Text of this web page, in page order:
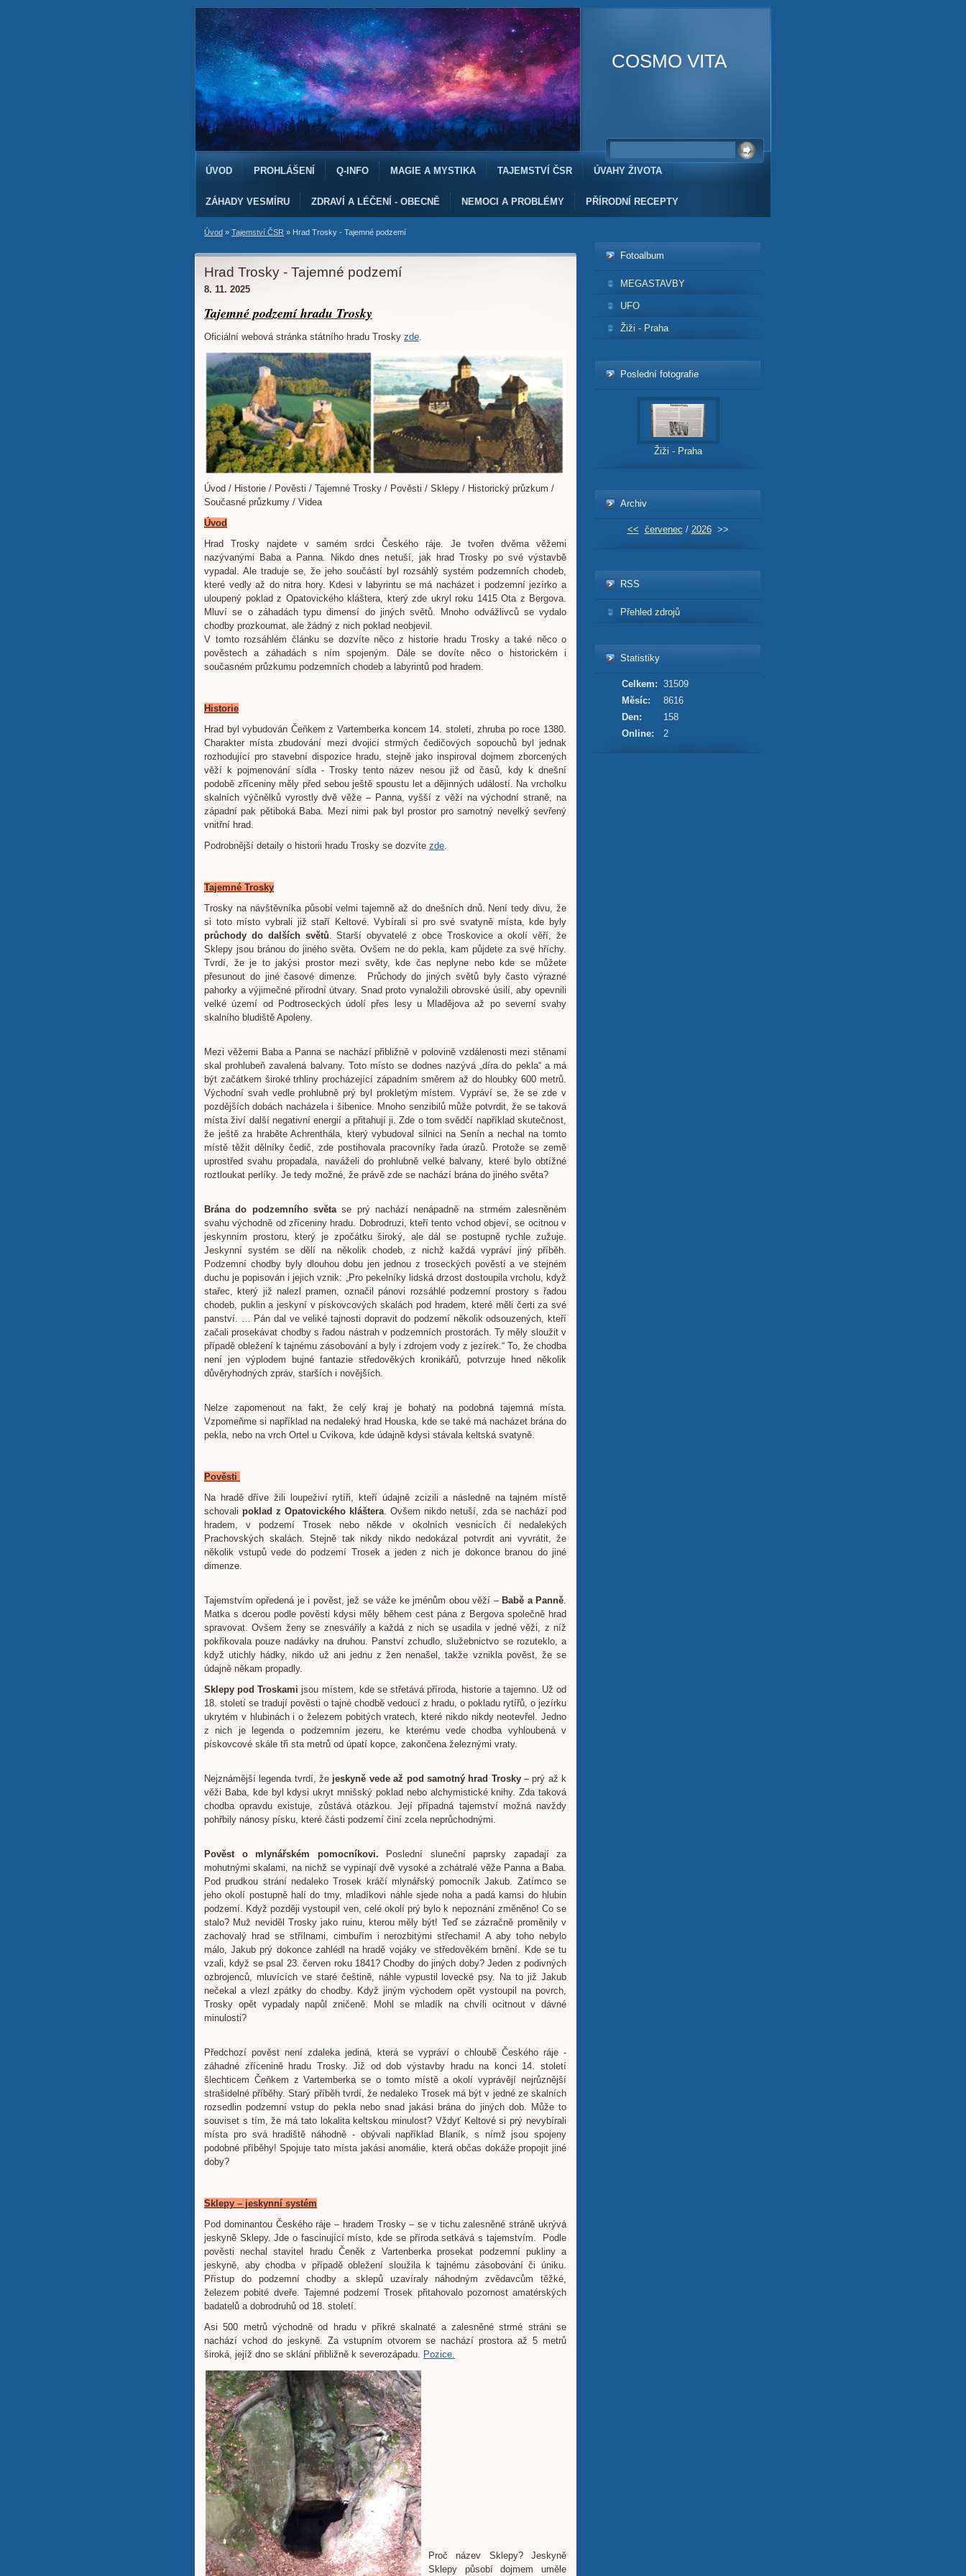
COSMO VITA
ÚVOD PROHLÁŠENÍ Q-INFO MAGIE A MYSTIKA TAJEMSTVÍ ČSR ÚVAHY ŽIVOTA
ZÁHADY VESMÍRU ZDRAVÍ A LÉČENÍ - OBECNĚ NEMOCI A PROBLÉMY PŘÍRODNÍ RECEPTY
Úvod » Tajemství ČSR » Hrad Trosky - Tajemné podzemí
Hrad Trosky - Tajemné podzemí
8. 11. 2025
Tajemné podzemí hradu Trosky
Oficiální webová stránka státního hradu Trosky zde.
Úvod / Historie / Pověsti / Tajemné Trosky / Pověsti / Sklepy / Historický průzkum /
Současné průzkumy / Videa
Úvod
Hrad Trosky najdete v samém srdci Českého ráje. Je tvořen dvěma věžemi
nazývanými Baba a Panna. Nikdo dnes netuší, jak hrad Trosky po své výstavbě
vypadal. Ale traduje se, že jeho součástí byl rozsáhlý systém podzemních chodeb,
které vedly až do nitra hory. Kdesi v labyrintu se má nacházet i podzemní jezírko a
uloupený poklad z Opatovického kláštera, který zde ukryl roku 1415 Ota z Bergova.
Mluví se o záhadách typu dimensí do jiných světů. Mnoho odvážlivců se vydalo
chodby prozkoumat, ale žádný z nich poklad neobjevil.
V tomto rozsáhlém článku se dozvíte něco z historie hradu Trosky a také něco o
pověstech a záhadách s ním spojeným. Dále se dovíte něco o historickém i
současném průzkumu podzemních chodeb a labyrintů pod hradem.
Historie
Hrad byl vybudován Čeňkem z Vartemberka koncem 14. století, zhruba po roce 1380.
Charakter místa zbudování mezi dvojicí strmých čedičových sopouchů byl jednak
rozhodující pro stavební dispozice hradu, stejně jako inspiroval dojmem zborcených
věží k pojmenování sídla - Trosky tento název nesou již od časů, kdy k dnešní
podobě zříceniny měly před sebou ještě spoustu let a dějinných událostí. Na vrcholku
skalních výčnělků vyrostly dvě věže – Panna, vyšší z věží na východní straně, na
západní pak pětiboká Baba. Mezi nimi pak byl prostor pro samotný nevelký sevřený
vnitřní hrad.
Podrobnější detaily o historii hradu Trosky se dozvíte zde
Tajemné Trosky
Trosky na návštěvníka působí velmi tajemně až do dnešních dnů. Není tedy divu, že
si toto místo vybrali již staří Keltové. Vybírali si pro své svatyně místa, kde byly
průchody do dalších světů . Starší obyvatelé z obce Troskovice a okolí věří, že
Sklepy jsou bránou do jiného světa. Ovšem ne do pekla, kam půjdete za své hříchy.
Tvrdí, že je to jakýsi prostor mezi světy, kde čas neplyne nebo kde se můžete
přesunout do jiné časové dimenze. Průchody do jiných světů byly často výrazné
pahorky a výjimečné přírodní útvary. Snad proto vynaložili obrovské úsilí, aby opevnili
velké území od Podtroseckých údolí přes lesy u Mladějova až po severní svahy
skalního bludiště Apoleny.
Mezi věžemi Baba a Panna se nachází přibližně v polovině vzdálenosti mezi stěnami
skal prohlubeň zavalená balvany. Toto místo se dodnes nazývá „díra do pekla“ a má
být začátkem široké trhliny procházející západním směrem až do hloubky 600 metrů.
Východní svah vedle prohlubně prý byl prokletým místem. Vypráví se, že se zde v
pozdějších dobách nacházela i šibenice. Mnoho senzibilů může potvrdit, že se taková
místa živí další negativní energií a přitahují ji. Zde o tom svědčí například skutečnost,
že ještě za hraběte Achrenthála, který vybudoval silnici na Senín a nechal na tomto
místě těžit dělníky čedič, zde postihovala pracovníky řada úrazů. Protože se země
uprostřed svahu propadala, naváželi do prohlubně velké balvany, které bylo obtížné
roztloukat perlíky. Je tedy možné, že právě zde se nachází brána do jiného světa?
Brána do podzemního světase prý nachází nenápadně na strmém zalesněném
svahu východně od zříceniny hradu. Dobrodruzi, kteří tento vchod objeví, se ocitnou v
jeskynním prostoru, který je zpočátku široký, ale dál se postupně rychle zužuje.
Jeskynní systém se dělí na několik chodeb, z nichž každá vypráví jiný příběh.
Podzemní chodby byly dlouhou dobu jen jednou z troseckých pověstí a ve stejném
duchu je popisován i jejich vznik: „Pro pekelníky lidská drzost dostoupila vrcholu, když
stařec, který již nalezl pramen, označil pánovi rozsáhlé podzemní prostory s řadou
chodeb, puklin a jeskyní v pískovcových skalách pod hradem, které měli čerti za své
panství. … Pán dal ve veliké tajnosti dopravit do podzemí několik odsouzených, kteří
začali prosekávat chodby s řadou nástrah v podzemních prostorách. Ty měly sloužit v
případě obležení k tajnému zásobování a byly i zdrojem vody z jezírek.“ To, že chodba
není jen výplodem bujné fantazie středověkých kronikářů, potvrzuje hned několik
důvěryhodných zpráv, starších i novějších.
Nelze zapomenout na fakt, že celý kraj je bohatý na podobná tajemná místa.
Vzpomeňme si například na nedaleký hrad Houska, kde se také má nacházet brána do
pekla, nebo na vrch Ortel u Cvikova, kde údajně kdysi stávala keltská svatyně.
Pověsti
Na hradě dříve žili loupeživí rytíři, kteří údajně zcizili a následně na tajném místě
schovali poklad z Opatovického kláštera . Ovšem nikdo netuší, zda se nachází pod
hradem, v podzemí Trosek nebo někde v okolních vesnicích či nedalekých
Prachovských skalách. Stejně tak nikdy nikdo nedokázal potvrdit ani vyvrátit, že
několik vstupů vede do podzemí Trosek a jeden z nich je dokonce branou do jiné
dimenze.
Tajemstvím opředená je i pověst, jež se váže ke jménům obou věží –Babě a Panně
Matka s dcerou podle pověsti kdysi měly během cest pána z Bergova společně hrad
spravovat. Ovšem ženy se znesvářily a každá z nich se usadila v jedné věži, z níž
pokřikovala pouze nadávky na druhou. Panství zchudlo, služebnictvo se rozuteklo, a
když utichly hádky, nikdo už ani jednu z žen nenašel, takže vznikla pověst, že se
údajně někam propadly.
Sklepy pod Troskami jsou místem, kde se střetává příroda, historie a tajemno. Už od
18. století se tradují pověsti o tajné chodbě vedoucí z hradu, o pokladu rytířů, o jezírku
ukrytém v hlubinách i o železem pobitých vratech, které nikdo nikdy neotevřel. Jedno
z nich je legenda o podzemním jezeru, ke kterému vede chodba vyhloubená v
pískovcové skále tři sta metrů od úpatí kopce, zakončena železnými vraty.
Nejznámější legenda tvrdí, že jeskyně vede až pod samotný hrad Trosky– prý až k
věži Baba, kde byl kdysi ukryt mnišský poklad nebo alchymistické knihy. Zda taková
chodba opravdu existuje, zůstává otázkou. Její případná tajemství možná navždy
pohřbily nánosy písku, které části podzemí činí zcela neprůchodnými.
Pověst o mlynářském pomocníkovi. Poslední sluneční paprsky zapadají za
mohutnými skalami, na nichž se vypínají dvě vysoké a zchátralé věže Panna a Baba.
Pod prudkou strání nedaleko Trosek kráčí mlynářský pomocník Jakub. Zatímco se
jeho okolí postupně halí do tmy, mladíkovi náhle sjede noha a padá kamsi do hlubin
podzemí. Když později vystoupil ven, celé okolí prý bylo k nepoznání změněno! Co se
stalo? Muž neviděl Trosky jako ruinu, kterou měly být! Teď se zázračně proměnily v
zachovalý hrad se střílnami, cimbuřím i nerozbitými střechami! A aby toho nebylo
málo, Jakub prý dokonce zahlédl na hradě vojáky ve středověkém brnění. Kde se tu
vzali, když se psal 23. červen roku 1841? Chodby do jiných doby? Jeden z podivných
ozbrojenců, mluvících ve staré češtině, náhle vypustil lovecké psy. Na to již Jakub
nečekal a vlezl zpátky do chodby. Když jiným východem opět vystoupil na povrch,
Trosky opět vypadaly napůl zničeně. Mohl se mladík na chvíli ocitnout v dávné
minulosti?
Předchozí pověst není zdaleka jediná, která se vypráví o chloubě Českého ráje -
záhadné zřícenině hradu Trosky. Již od dob výstavby hradu na konci 14. století
šlechticem Čeňkem z Vartemberka se o tomto místě a okolí vyprávějí nejrůznější
strašidelné příběhy. Starý příběh tvrdí, že nedaleko Trosek má být v jedné ze skalních
rozsedlin podzemní vstup do pekla nebo snad jakási brána do jiných dob. Může to
souviset s tím, že má tato lokalita keltskou minulost? Vždyť Keltové si prý nevybírali
místa pro svá hradiště náhodně - obývali například Blaník, s nímž jsou spojeny
podobné příběhy! Spojuje tato místa jakási anomálie, která občas dokáže propojit jiné
doby?
Sklepy – jeskynní systém
Pod dominantou Českého ráje – hradem Trosky – se v tichu zalesněné stráně ukrývá
jeskyně Sklepy. Jde o fascinující místo, kde se příroda setkává s tajemstvím. Podle
pověsti nechal stavitel hradu Čeněk z Vartenberka prosekat podzemní pukliny a
jeskyně, aby chodba v případě obležení sloužila k tajnému zásobování či úniku.
Přístup do podzemní chodby a sklepů uzavíraly náhodným zvědavcům těžké,
železem pobité dveře. Tajemné podzemí Trosek přitahovalo pozornost amatérských
badatelů a dobrodruhů od 18. století.
Asi 500 metrů východně od hradu v příkré skalnaté a zalesněné strmé stráni se
nachází vchod do jeskyně. Za vstupním otvorem se nachází prostora až 5 metrů
široká, jejíž dno se sklání přibližně k severozápadu. Pozice.
Proč název Sklepy? Jeskyně
Sklepy působí dojmem uměle
Fotoalbum
MEGASTAVBY
UFO
Žiži - Praha
Poslední fotografie
Žiži - Praha
Archiv
<< červenec / 2026 >>
RSS
Přehled zdrojů
Statistiky
Online: 2
Celkem: 31509
Měsíc:
8616
Den:
158